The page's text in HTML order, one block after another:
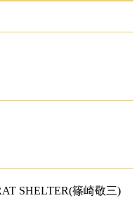
SHELTER(篠崎敬三)